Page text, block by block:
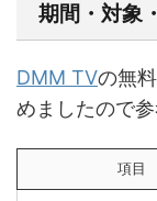
期間・対象
DMM TVの無
めましたので参
項目